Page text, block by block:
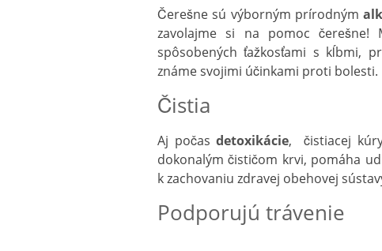
Čerešne sú výborným prírodným
zavolajme si na pomoc čerešne!
spôsobených ťažkosťami s kĺbmi,
známe svojimi účinkami proti bolesti.
Čistia
Aj počas detoxikácie, čistiacej
dokonalým čističom krvi, pomáha
k zachovaniu zdravej obehovej
Podporujú trávenie